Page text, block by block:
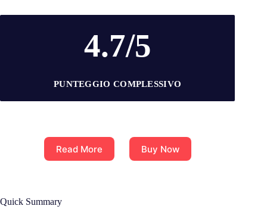
4.7/5
PUNTEGGIO COMPLESSIVO
Read More Buy Now
Quick Summary